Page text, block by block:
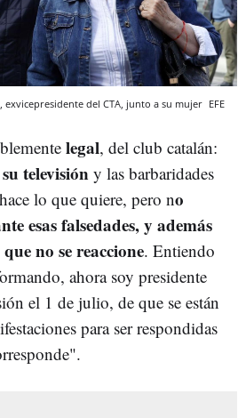
exvicepresidente del CTA, junto a su mujer EFE
legal, del club catalán:
televisión y las barbaridades
lo que quiere, pero no
esas falsedades, y además
no se reaccione. Entiendo
ahora soy presidente
el 1 de julio, de que se están
para ser respondidas